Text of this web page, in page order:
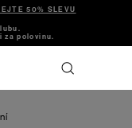
50% SLEVU
za polovinu.